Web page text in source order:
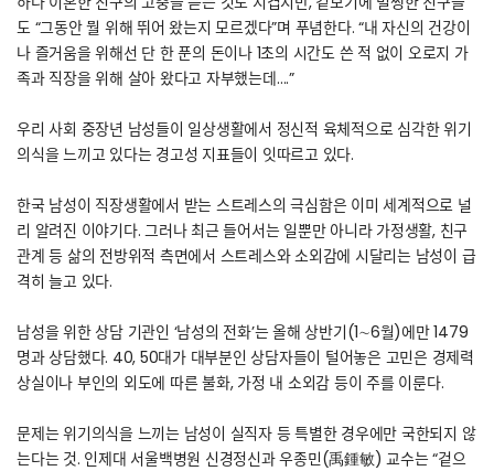
도 “그동안 뭘 위해 뛰어 왔는지 모르겠다”며 푸념한다. “내 자신의 건강이
나 즐거움을 위해선 단 한 푼의 돈이나 1초의 시간도 쓴 적 없이 오로지 가
족과 직장을 위해 살아 왔다고 자부했는데….”
우리 사회 중장년 남성들이 일상생활에서 정신적 육체적으로 심각한 위기
의식을 느끼고 있다는 경고성 지표들이 잇따르고 있다.
한국 남성이 직장생활에서 받는 스트레스의 극심함은 이미 세계적으로 널
리 알려진 이야기다. 그러나 최근 들어서는 일뿐만 아니라 가정생활, 친구
관계 등 삶의 전방위적 측면에서 스트레스와 소외감에 시달리는 남성이 급
격히 늘고 있다.
남성을 위한 상담 기관인 ‘남성의 전화’는 올해 상반기(1∼6월)에만 1479
명과 상담했다. 40, 50대가 대부분인 상담자들이 털어놓은 고민은 경제력
상실이나 부인의 외도에 따른 불화, 가정 내 소외감 등이 주를 이룬다.
문제는 위기의식을 느끼는 남성이 실직자 등 특별한 경우에만 국한되지 않
는다는 것. 인제대 서울백병원 신경정신과 우종민(禹鍾敏) 교수는 “겉으